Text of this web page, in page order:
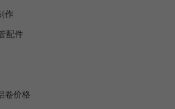
关键价值所在。针对不同工程塑料的
到量产的全流程指导：预处理阶段：针
作
配件
卷价格